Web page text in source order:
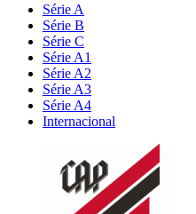
Série A
Série B
Série C
Série A1
Série A2
Série A3
Série A4
Internacional